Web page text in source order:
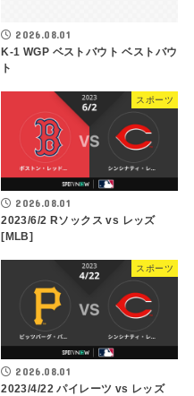
2026.08.01
K-1 WGP ベストバウト ベストバウ
ト
スポーツ
2026.08.01
2023/6/2 Rソックス vs レッズ
[MLB]
スポーツ
2026.08.01
2023/4/22 パイレーツ vs レッズ